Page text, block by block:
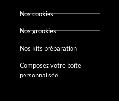
Nos cookies
Nos grookies
Nos kits préparation
Composez votre boîte
personnalisée